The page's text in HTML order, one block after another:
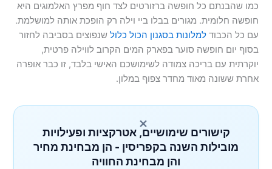
כמו שהבנתם כל חופשה ברזורטים לצד חוף מפרץ האלמוגים היא
חופשה חלומית. מגורים בבלו ביי וילה רק הופכת אותה למושלמת.
עם כל הכבודלמלונות בסגנון הכול כלול שנפוצים בסביבה לחזור
בסוף יום חופשה סוער בפארק המים הקרוב לווילה פרטית,
יוקרתית עם בריכה צמודה לשימושכם האישי בלבד, זו כבר אופרה
אחרת ששונה מאוד מחדר צפוף במלון.
×
קישורים שימושיים, אטרקציות ופעילויות
מובילות השנה בקפריסין - הן מבחינת מחיר
והן מבחינת החוויה